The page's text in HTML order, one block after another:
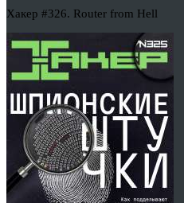
Хакер #326. Router from Hell